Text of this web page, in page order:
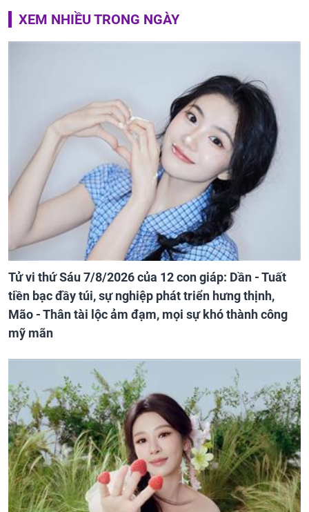
XEM NHIỀU TRONG NGÀY
Tử vi thứ Sáu 7/8/2026 của 12 con giáp: Dần - Tuất
tiền bạc đầy túi, sự nghiệp phát triển hưng thịnh,
Mão - Thân tài lộc ảm đạm, mọi sự khó thành công
mỹ mãn